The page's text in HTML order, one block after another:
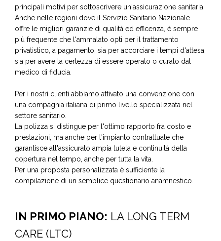
principali motivi per sottoscrivere un'assicurazione sanitaria.
Anche nelle regioni dove il Servizio Sanitario Nazionale
offre le migliori garanzie di qualità ed efficenza, è sempre
più frequente che l'ammalato opti per il trattamento
privatistico, a pagamento, sia per accorciare i tempi d'attesa,
sia per avere la certezza di essere operato o curato dal
medico di fiducia.
Per i nostri clienti abbiamo attivato una convenzione con
una compagnia italiana di primo livello specializzata nel
settore sanitario.
La polizza si distingue per l'ottimo rapporto fra costo e
prestazioni, ma anche per l'impianto contrattuale che
garantisce all'assicurato ampia tutela e continuità della
copertura nel tempo, anche per tutta la vita.
Per una proposta personalizzata è sufficiente la
compilazione di un semplice questionario anamnestico.
IN PRIMO PIANO: LA LONG TERM
CARE (LTC)